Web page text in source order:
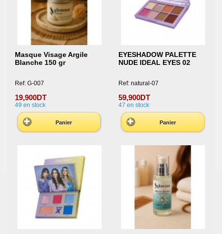
Masque Visage Argile
Blanche 150 gr
Ref: G-007
19,900DT
49 en stock
Panier
EYESHADOW PALETTE
NUDE IDEAL EYES 02
Ref: natural-07
59,900DT
47 en stock
Panier